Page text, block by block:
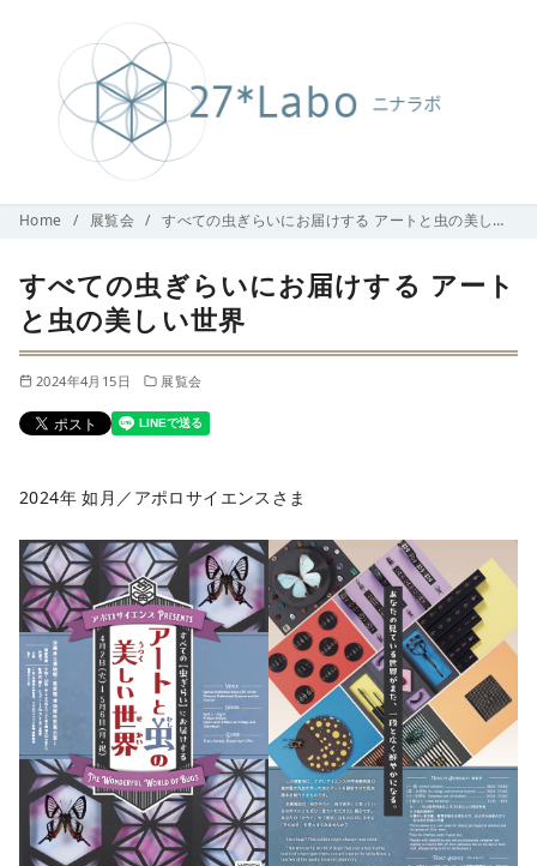
Home 展覧会 すべての虫ぎらいにお届けする アートと虫の美しい世界
すべての虫ぎらいにお届けする アート
と虫の美しい世界
2024年4月15日 展覧会
2024年 如月／アポロサイエンスさま